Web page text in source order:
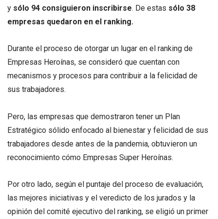
y sólo 94 consiguieron inscribirse. De estas sólo 38
empresas quedaron en el ranking.
Durante el proceso de otorgar un lugar en el ranking de
Empresas Heroínas, se consideró que cuentan con
mecanismos y procesos para contribuir a la felicidad de
sus trabajadores.
Pero, las empresas que demostraron tener un Plan
Estratégico sólido enfocado al bienestar y felicidad de sus
trabajadores desde antes de la pandemia, obtuvieron un
reconocimiento cómo Empresas Super Heroínas.
Por otro lado, según el puntaje del proceso de evaluación,
las mejores iniciativas y el veredicto de los jurados y la
opinión del comité ejecutivo del ranking, se eligió un primer